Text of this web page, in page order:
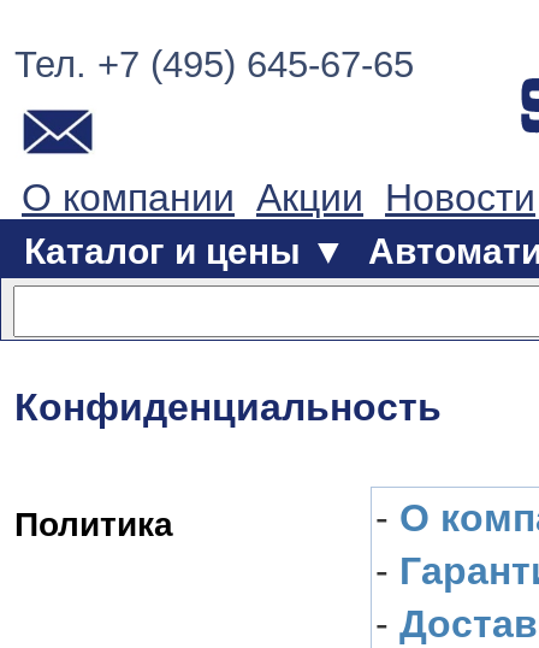
Тел. +7 (495) 645-67-65
О компании Акции Новости
Каталог и цены ▼
Конфиденциальность
- О
-
-
Политика